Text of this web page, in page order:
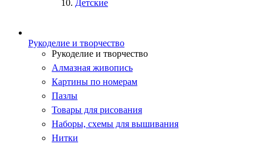
Детские
Рукоделие и творчество
Рукоделие и творчество
Алмазная живопись
Картины по номерам
Пазлы
Товары для рисования
Наборы, схемы для вышивания
Нитки